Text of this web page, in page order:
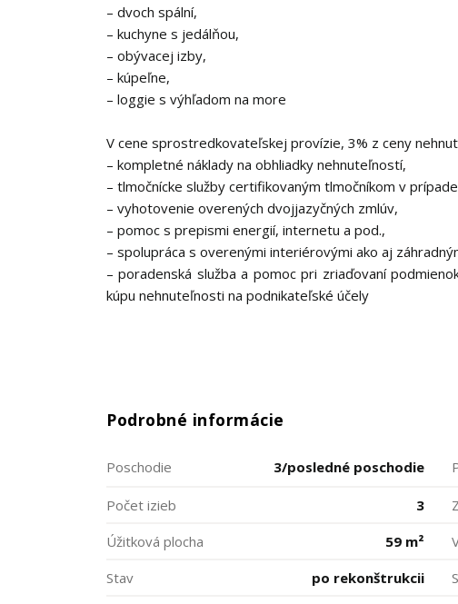
– dvoch spální,
– kuchyne s jedálňou,
– obývacej izby,
– kúpeľne,
– loggie s výhľadom na more
V cene sprostredkovateľskej provízie, 3% z ceny
– kompletné náklady na obhliadky nehnuteľností,
– tlmočnícke služby certifikovaným tlmočníkom v
– vyhotovenie overených dvojjazyčných zmlúv,
– pomoc s prepismi energií, internetu a pod.,
– spolupráca s overenými interiérovými ako aj
– poradenská služba a pomoc pri zriaďovaní
kúpu nehnuteľnosti na podnikateľské účely
Podrobné informácie
Poschodie 3/posledné poschodie
Počet izieb 3
Úžitková plocha
59 m²
Stav
po rekonštrukcii